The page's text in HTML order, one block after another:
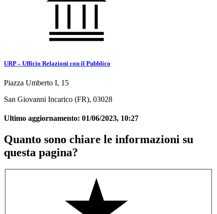
URP – Ufficio Relazioni con il Pubblico
Piazza Umberto I, 15
San Giovanni Incarico (FR), 03028
Ultimo aggiornamento: 01/06/2023, 10:27
Quanto sono chiare le informazioni su
questa pagina?